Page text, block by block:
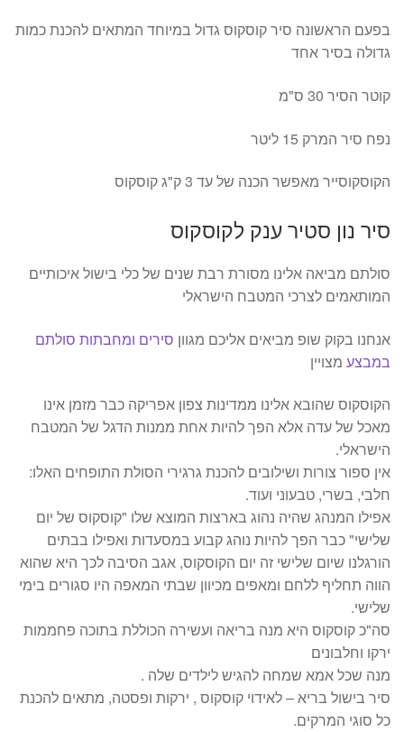
בפעם הראשונה סיר קוסקוס גדול במיוחד המתאים להכנת כמות
גדולה בסיר אחד
קוטר הסיר 30 ס"מ
נפח סיר המרק 15 ליטר
הקוסקוסייר מאפשר הכנה של עד 3 ק"ג קוסקוס
סיר נון סטיר ענק לקוסקוס
סולתם מביאה אלינו מסורת רבת שנים של כלי בישול איכותיים
המותאמים לצרכי המטבח הישראלי
אנחנו בקוק שופ מביאים אליכם מגוון סירים ומחבתות סולתם
במבצע מצויין
הקוסקוס שהובא אלינו ממדינות צפון אפריקה כבר מזמן אינו
מאכל של עדה אלא הפך להיות אחת ממנות הדגל של המטבח
הישראלי.
אין ספור צורות ושילובים להכנת גרגירי הסולת התופחים האלו:
חלבי, בשרי, טבעוני ועוד.
אפילו המנהג שהיה נהוג בארצות המוצא שלו "קוסקוס של יום
שלישי" כבר הפך להיות נוהג קבוע במסעדות ואפילו בבתים
הורגלנו שיום שלישי זה יום הקוסקוס, אגב הסיבה לכך היא שהוא
הווה תחליף ללחם ומאפים מכיוון שבתי המאפה היו סגורים בימי
שלישי.
סה"כ קוסקוס היא מנה בריאה ועשירה הכוללת בתוכה פחממות
ירקו וחלבונים
מנה שכל אמא שמחה להגיש לילדים שלה .
סיר בישול בריא – לאידוי קוסקוס , ירקות ופסטה, מתאים להכנת
כל סוגי המרקים.